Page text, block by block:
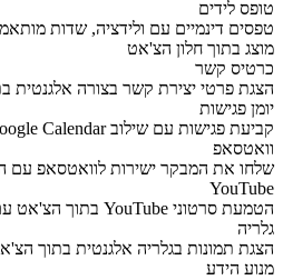
טופס לידים
טפסים דינמיים עם ולידציה, שדות
מוצג בתוך חלון הצ'אט
כרטיס קשר
הצגת פרטי יצירת קשר בצורה אלגנטית
יומן פגישות
קביעת פגישות עם שילוב Google Calendar ויצירת קישורי Meet.
וואטסאפ
שלחו את המבקר ישירות לוואטסאפ עם
YouTube
הטמעת סרטוני YouTube בתוך הצ'אט עם תצוגה מקדימה אטרקטיבית.
גלריה
הצגת תמונות בגלריה אלגנטית בתוך
מנוע הידע